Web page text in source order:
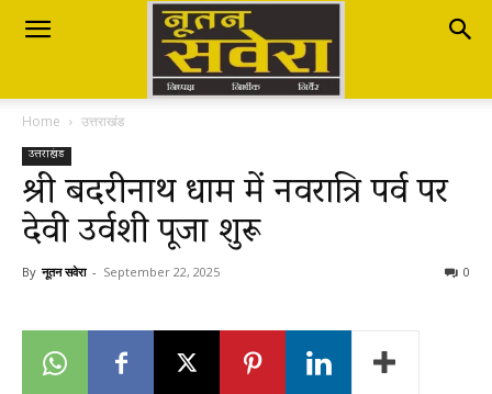
Nutan
Savera
नूतन
Home उत्तराखंड
उत्तराखंड
श्री बदरीनाथ धाम में नवरात्रि पर्व पर
देवी उर्वशी पूजा शुरू
By नूतन सवेरा - September 22, 2025 0